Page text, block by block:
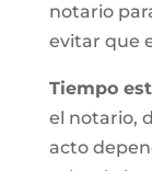
notario
evitar que
Tiempo
el notario,
acto